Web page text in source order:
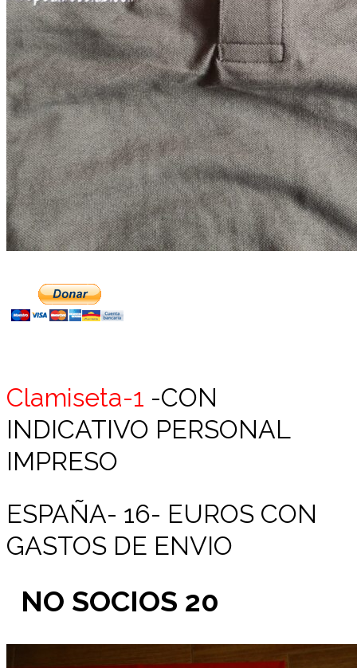
Clamiseta-1 -CON
INDICATIVO PERSONAL
IMPRESO
ESPAÑA- 16- EUROS CON
GASTOS DE ENVIO
NO SOCIOS 20